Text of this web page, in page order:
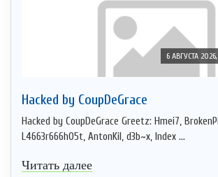
6 АВГУСТА
Hacked by CoupDeGrace
Hacked by CoupDeGrace Greetz: Hmei7,
L4663r666h05t, AntonKil, d3b~x, Index ...
Читать далее